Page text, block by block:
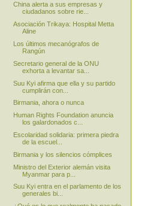
China alerta a sus empresas y
ciudadanos sobre rie...
Asociación Trikaya: Hospital Metta
Aline
Los últimos mecanógrafos de
Rangún
Secretario general de la ONU
exhorta a levantar sa...
Suu Kyi afirma que ella y su partido
cumplirán con...
Birmania, ahora o nunca
Human Rights Foundation anuncia
los galardonados c...
Escolaridad solidaria: primera piedra
de la escuel...
Birmania y los silencios cómplices
Ministro del Exterior alemán visita
Myanmar para p...
Suu Kyi entra en el parlamento de los
generales bi...